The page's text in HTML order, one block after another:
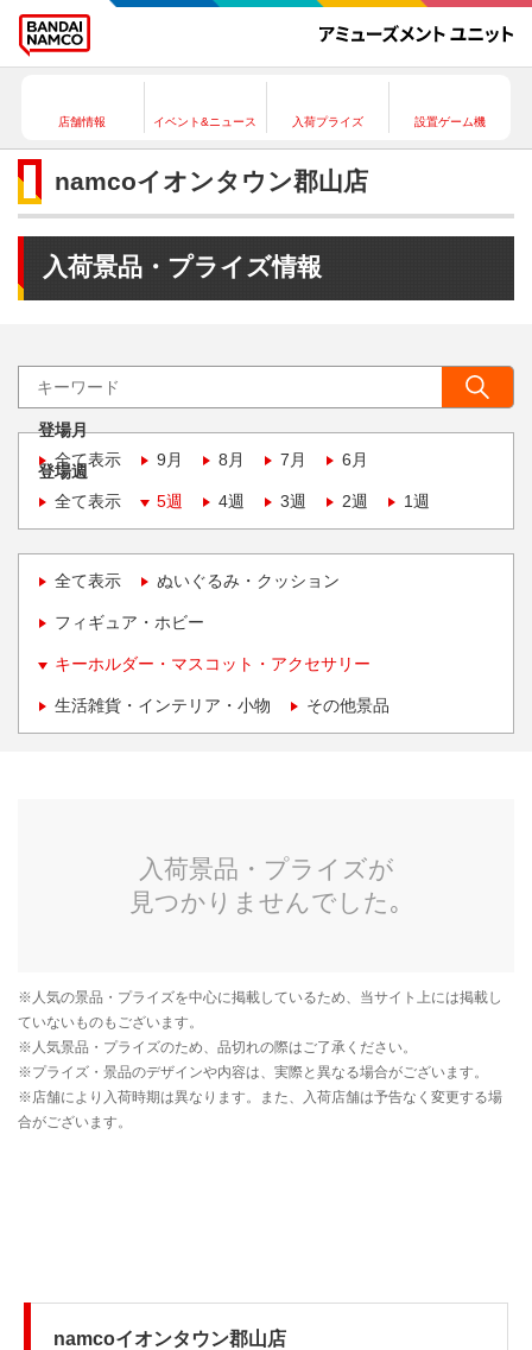
店舗情報 イベント&ニュース 入荷プライズ 設置ゲーム機
namcoイオンタウン郡山店
入荷景品・プライズ情報
登場月
全て表示
9月 8月 7月 6月
登場週
全て表示
5週 4週 3週 2週 1週
全て表示 ぬいぐるみ・クッション
フィギュア・ホビー
キーホルダー・マスコット・アクセサリー
生活雑貨・インテリア・小物 その他景品
namcoイオンタウン郡山店